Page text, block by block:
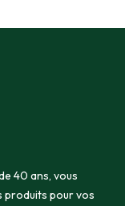
40 ans, vous
produits pour vos